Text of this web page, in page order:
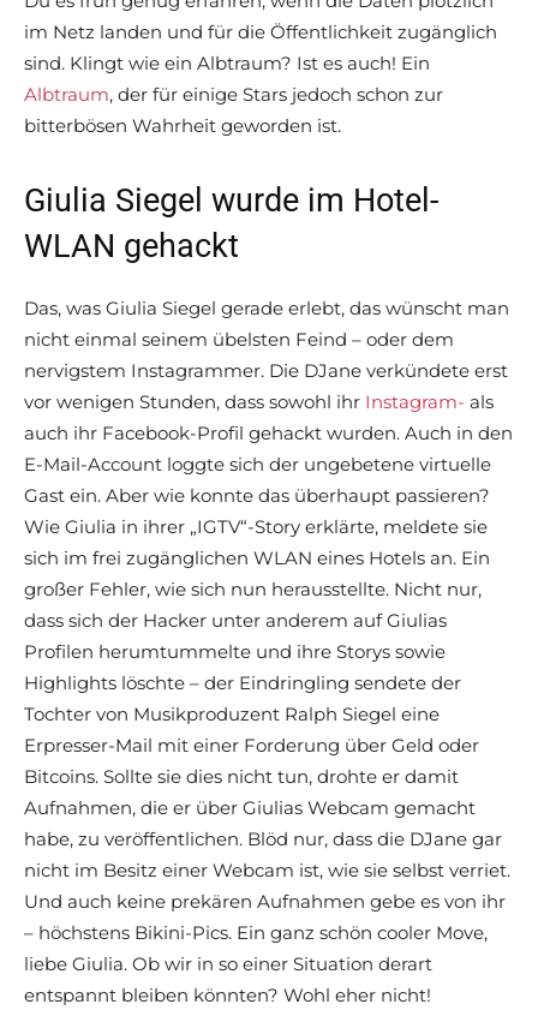
im Netz landen und für die Öffentlichkeit zugänglich
sind. Klingt wie ein Albtraum? Ist es auch! Ein
Albtraum, der für einige Stars jedoch schon zur
bitterbösen Wahrheit geworden ist.
Giulia Siegel wurde im Hotel-
WLAN gehackt
Das, was Giulia Siegel gerade erlebt, das wünscht man
nicht einmal seinem übelsten Feind – oder dem
nervigstem Instagrammer. Die DJane verkündete erst
vor wenigen Stunden, dass sowohl ihr Instagram- als
auch ihr Facebook-Profil gehackt wurden. Auch in den
E-Mail-Account loggte sich der ungebetene virtuelle
Gast ein. Aber wie konnte das überhaupt passieren?
Wie Giulia in ihrer „IGTV“-Story erklärte, meldete sie
sich im frei zugänglichen WLAN eines Hotels an. Ein
großer Fehler, wie sich nun herausstellte. Nicht nur,
dass sich der Hacker unter anderem auf Giulias
Profilen herumtummelte und ihre Storys sowie
Highlights löschte – der Eindringling sendete der
Tochter von Musikproduzent Ralph Siegel eine
Erpresser-Mail mit einer Forderung über Geld oder
Bitcoins. Sollte sie dies nicht tun, drohte er damit
Aufnahmen, die er über Giulias Webcam gemacht
habe, zu veröffentlichen. Blöd nur, dass die DJane gar
nicht im Besitz einer Webcam ist, wie sie selbst verriet.
Und auch keine prekären Aufnahmen gebe es von ihr
– höchstens Bikini-Pics. Ein ganz schön cooler Move,
liebe Giulia. Ob wir in so einer Situation derart
entspannt bleiben könnten? Wohl eher nicht!